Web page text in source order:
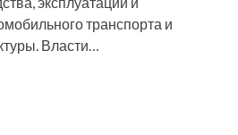
транспорта и
Власти…